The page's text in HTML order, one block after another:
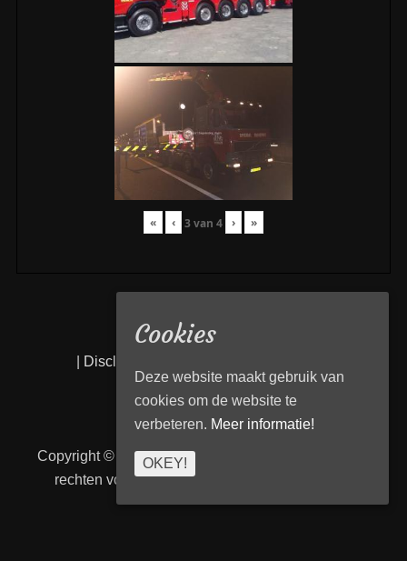
« ‹ 3van 4 › »
Disclaimer
Copyright © 2026Transport Begeleiding Venlo
rechten voorbehouden. | TBVenlo door
Cookies
Deze website maakt gebruik van
cookies om de website te
verbeteren. Meer informatie!
OKEY!